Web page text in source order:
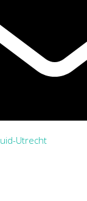
Utrecht